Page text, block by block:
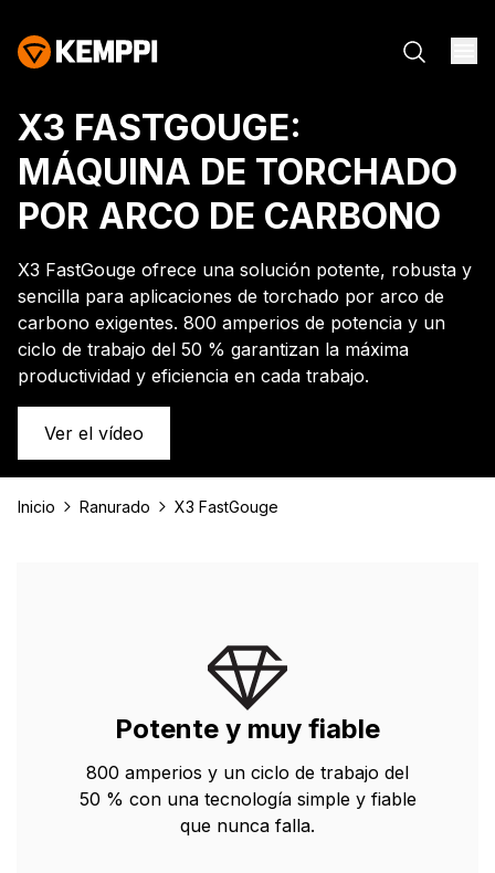
X3 FASTGOUGE:
MÁQUINA DE TORCHADO
POR ARCO DE CARBONO
X3 FastGouge ofrece una solución potente, robusta y
sencilla para aplicaciones de torchado por arco de
carbono exigentes. 800 amperios de potencia y un
ciclo de trabajo del 50 % garantizan la máxima
productividad y eficiencia en cada trabajo.
Ver el vídeo
Inicio Ranurado X3 FastGouge
Potente y muy fiable
800 amperios y un ciclo de trabajo del
50 % con una tecnología simple y fiable
que nunca falla.